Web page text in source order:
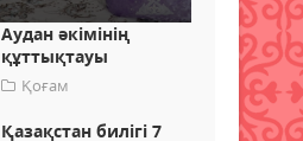
Аудан әкімінің
құттықтауы
Қоғам
Қазақстан билігі 7